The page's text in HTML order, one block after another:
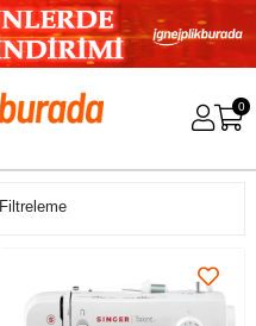
0
Filtreleme